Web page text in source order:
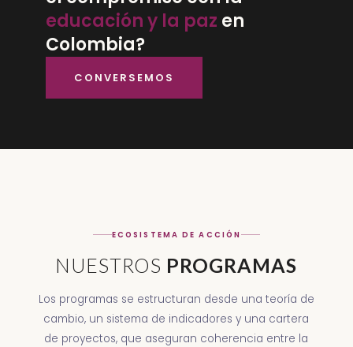
educación y la paz en
Colombia?
CONVERSEMOS
ECOSISTEMA DE ACCIÓN
NUESTROS PROGRAMAS
Los programas se estructuran desde una teoría de
cambio, un sistema de indicadores y una cartera
de proyectos, que aseguran coherencia entre la